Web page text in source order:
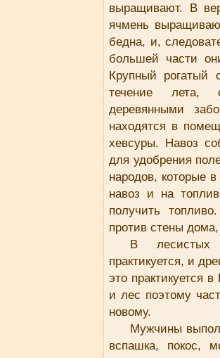
выращивают. В
ячмень
бедна, и,
большей части
Крупный
течение лета,
деревянными
находятся в
хевсуры. Навоз
для удобрения
народов, которые
навоз и на
получить
против стены
В лесистых
практикуется, и
это практикуется
и лес поэтому
новому.
Мужчины
вспашка, покос,